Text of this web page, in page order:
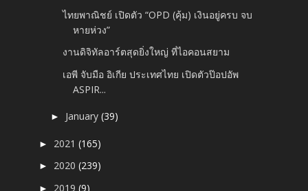
ไทยพาณิชย์ เปิดตัว “OPD (คุ้ม) เงินอยู่ครบ จบ
หายห่วง”
งานดิจิทัลอาร์ตสุดยิ่งใหญ่ ที่ไอคอนสยาม
เอพี จับมือ อิเกีย ประเทศไทย เปิดตัวป๊อปอัพ
ASPIR...
► January(39)
► 2021(165)
► 2020(239)
► 2019(9)